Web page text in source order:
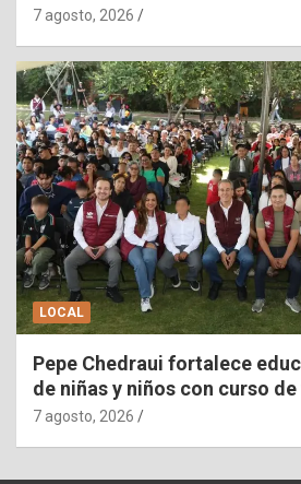
7 agosto, 2026
LOCAL
Pepe Chedraui fortalece
de niñas y niños con curso
7 agosto, 2026